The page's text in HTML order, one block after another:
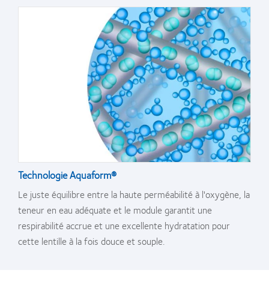
Technologie Aquaform®
Le juste équilibre entre la haute perméabilité à l'oxygène, la
teneur en eau adéquate et le module garantit une
respirabilité accrue et une excellente hydratation pour
cette lentille à la fois douce et souple.